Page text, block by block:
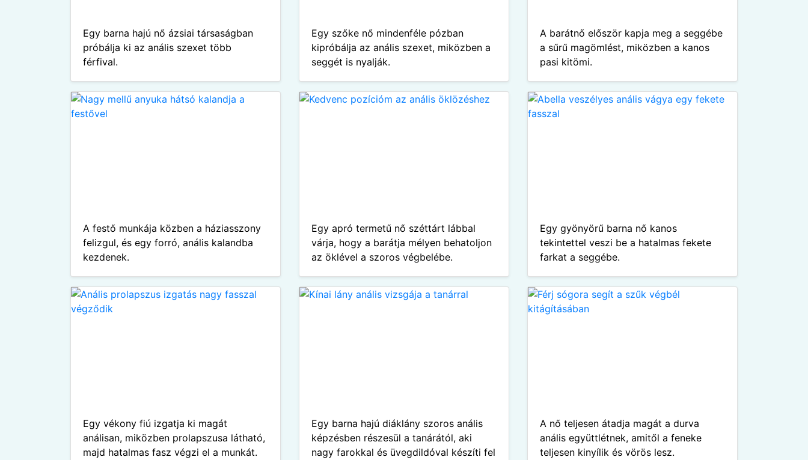
Egy barna hajú nő ázsiai társaságban
próbálja ki az anális szexet több
férfival.
Egy szőke nő mindenféle pózban
kipróbálja az anális szexet, miközben a
seggét is nyalják.
A barátnő először kapja meg a seggébe
a sűrű magömlést, miközben a kanos
pasi kitömi.
A festő munkája közben a háziasszony
felizgul, és egy forró, anális kalandba
kezdenek.
Egy apró termetű nő széttárt lábbal
várja, hogy a barátja mélyen behatoljon
az öklével a szoros végbelébe.
Egy gyönyörű barna nő kanos
tekintettel veszi be a hatalmas fekete
farkat a seggébe.
Egy vékony fiú izgatja ki magát
análisan, miközben prolapszusa látható,
majd hatalmas fasz végzi el a munkát.
Egy barna hajú diáklány szoros anális
képzésben részesül a tanárától, aki
nagy farokkal és üvegdildóval készíti fel
A nő teljesen átadja magát a durva
anális együttlétnek, amitől a feneke
teljesen kinyílik és vörös lesz.